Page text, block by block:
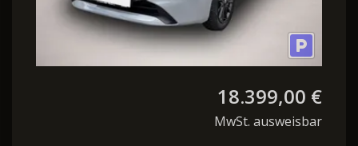
18.399,00 €
MwSt. ausweisbar